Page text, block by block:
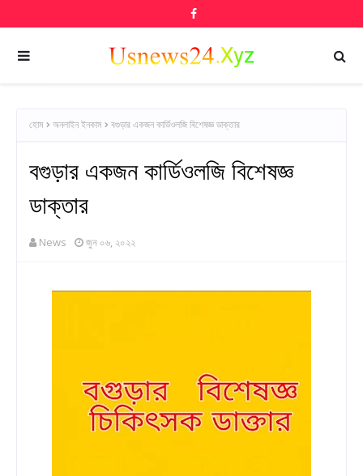
হোম অনলাইন ইনকাম বগুড়ার একজন কার্ডিওলজি বিশেষজ্ঞ ডাক্তার
বগুড়ার একজন কার্ডিওলজি বিশেষজ্ঞ
ডাক্তার
News জুন ০৬, ২০২২